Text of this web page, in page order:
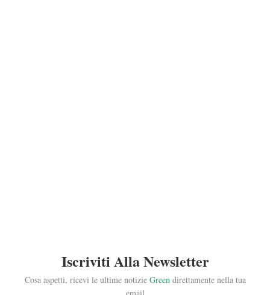
Iscriviti Alla Newsletter
Cosa aspetti, ricevi le ultime notizie Greendirettamente nella tua